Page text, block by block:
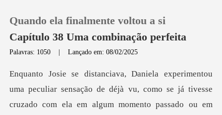
0
Loja
Quando ela finalmente voltou a si
Capítulo 38 Uma combinação perfeita
Palavras: 1050 |Lançado em: 08/02/2025
déjà vu, como se já tivesse
cruzado com ela em algum momento passado ou em